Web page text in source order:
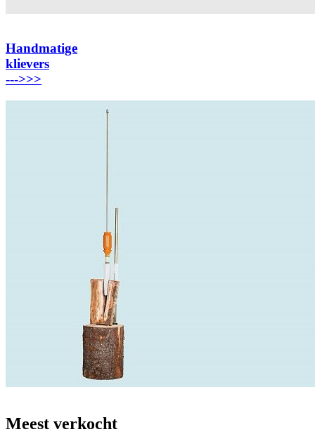
Handmatige
klievers
--->>>
Meest verkocht